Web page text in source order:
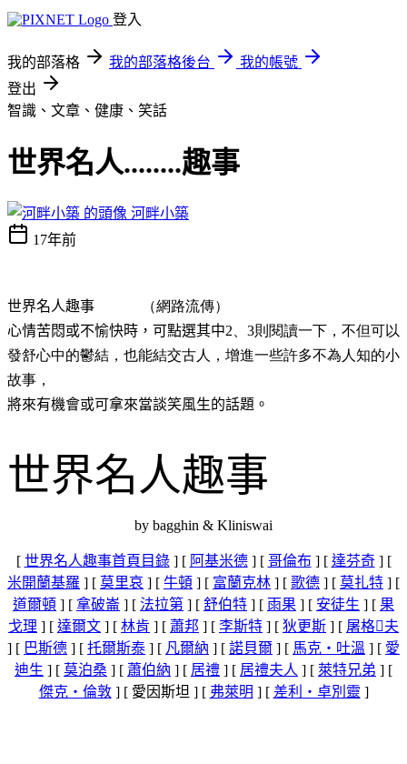
登入
我的部落格 我的部落格後台
我的帳號
登出
智識、文章、健康、笑話
世界名人........趣事
河畔小築
17年前
世界名人趣事
（網路流傳）
心情苦悶或不愉快時，可點選其中2、3則閱讀一下，不但可以
發舒心中的鬱結，也能結交古人，增進一些許多不為人知的小
故事，
將來有機會或可拿來當談笑風生的話題。
世界名人趣事
by bagghin & Kliniswai
[ 世界名人趣事首頁目錄] [ 阿基米德] [ 哥倫布 ] [ 達芬奇] [
米開蘭基羅 ] [ 莫里哀 ] [ 牛頓 ] [ 富蘭克林 ] [ 歌德 ] [ 莫扎特 ] [
道爾頓 ] [ 拿破崙 ] [ 法拉第 ] [ 舒伯特 ] [ 雨果 ] [ 安徒生 ] [ 果
戈理 ] [ 達爾文 ] [ 林肯 ] [ 蕭邦 ] [ 李斯特 ] [ 狄更斯 ] [ 屠格夫
] [ 巴斯德 ] [ 托爾斯泰 ] [ 凡爾納 ] [ 諾貝爾 ] [ 馬克‧吐溫 ] [ 愛
迪生 ] [ 莫泊桑 ] [ 蕭伯納 ] [ 居禮 ] [ 居禮夫人 ] [ 萊特兄弟 ] [
傑克‧倫敦] [ 愛因斯坦 ] [ 弗萊明 ] [ 差利‧卓別靈 ]